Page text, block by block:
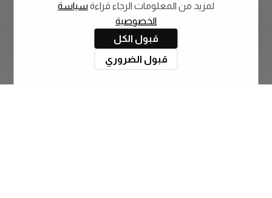
لمزيد من المعلومات الرجاء قراءة سياسة
الخصوصية
قبول الكل
قبول الضروري